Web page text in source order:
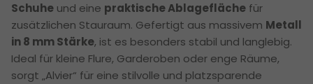
Schuhe und eine praktische Ablagefläche für
zusätzlichen Stauraum. Gefertigt aus massivem Metall
in 8 mm Stärke, ist es besonders stabil und langlebig.
Ideal für kleine Flure, Garderoben oder enge Räume,
sorgt „Alvier“ für eine stilvolle und platzsparende